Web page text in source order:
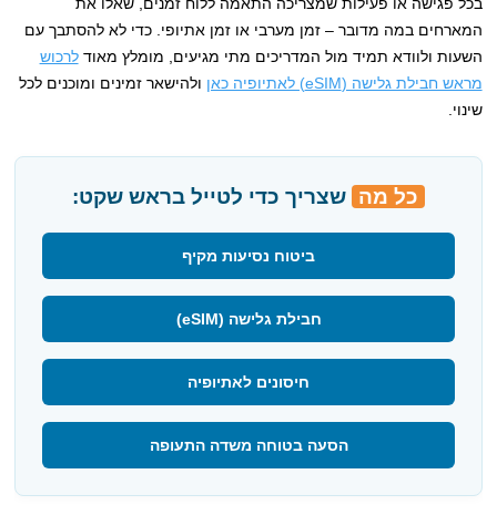
המארחים במה מדובר – זמן מערבי או זמן אתיופי. כדי לא להסתבך עם
השעות ולוודא תמיד מול המדריכים מתי מגיעים, מומלץ מאודלרכוש
מראש חבילת גלישה (eSIM) לאתיופיה כאן
ולהישאר זמינים ומוכנים לכל
שינוי.
כל מה שצריך כדי לטייל בראש שקט:
ביטוח נסיעות מקיף
חבילת גלישה (eSIM)
חיסונים לאתיופיה
הסעה בטוחה משדה התעופה